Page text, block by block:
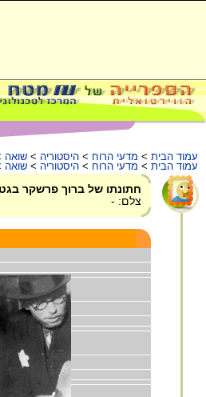
עמוד הבית > מדעי הרוח > היסטוריה > שואה
עמוד הבית > מדעי הרוח > היסטוריה > שואה
חתונתו של ברוך פרשקר בגטו
צלם: -